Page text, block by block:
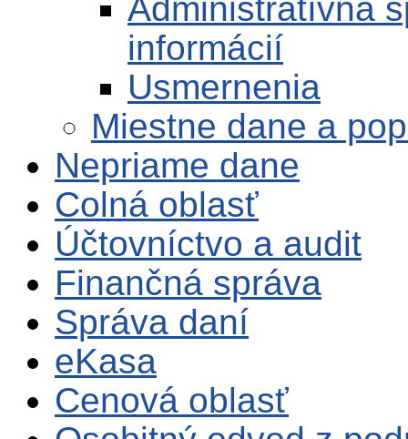
Administratívna
informácií
Usmernenia
Miestne dane a
Nepriame dane
Colná oblasť
Účtovníctvo a audit
Finančná správa
Správa daní
eKasa
Cenová oblasť